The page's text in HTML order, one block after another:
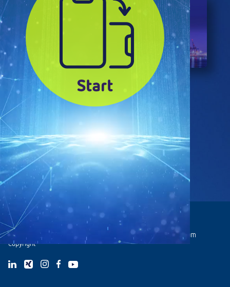
© Schleupen SE 2026
zu schleupen.de Compliance
Impressum
Copyright